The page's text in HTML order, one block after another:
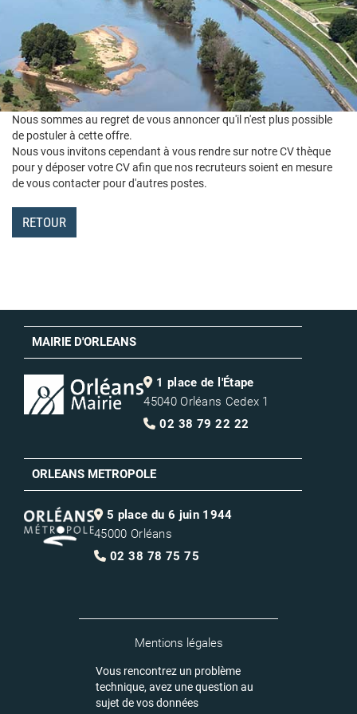
Nous sommes au regret de vous annoncer qu'il n'est plus possible
de postuler à cette offre.
Nous vous invitons cependant à vous rendre sur notre CV thèque
pour y déposer votre CV afin que nos recruteurs soient en mesure
de vous contacter pour d'autres postes.
RETOUR
MAIRIE D'ORLEANS
1 place de l'Étape
45040 Orléans Cedex 1
02 38 79 22 22
ORLEANS METROPOLE
5 place du 6 juin 1944
45000 Orléans
02 38 78 75 75
Mentions légales
Vous rencontrez un problème
technique, avez une question au
sujet de vos données